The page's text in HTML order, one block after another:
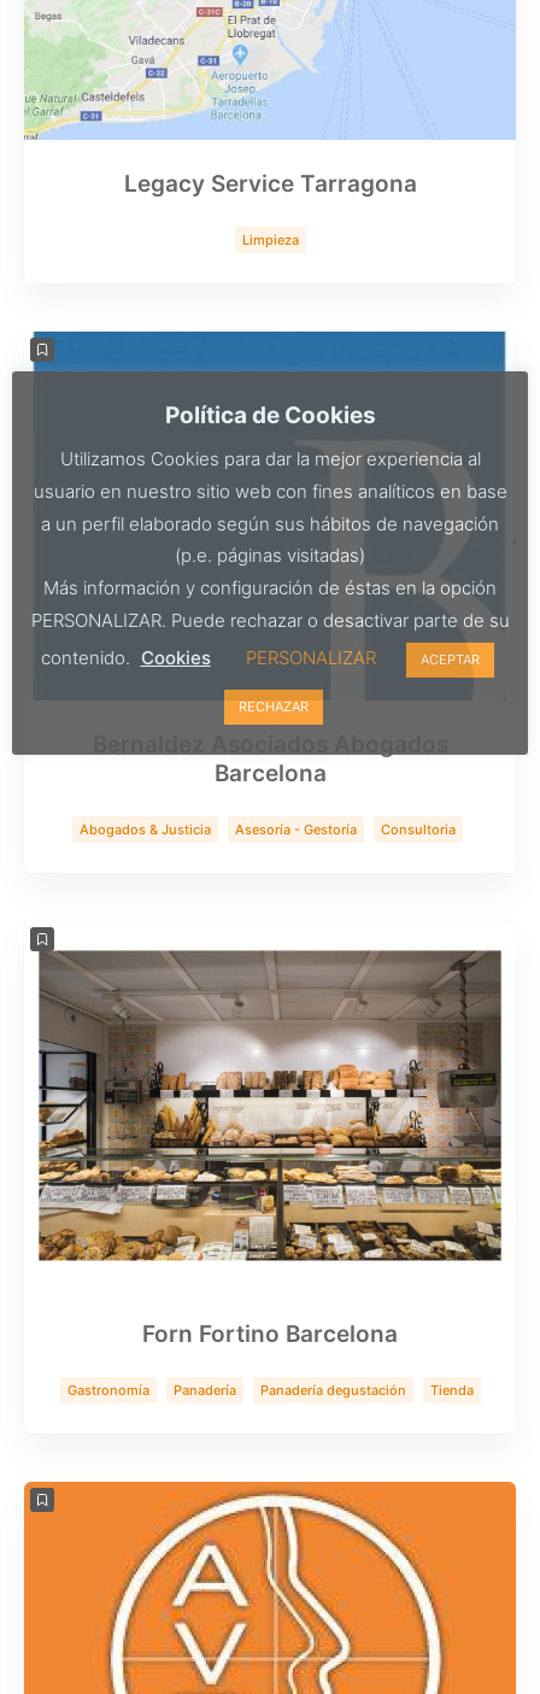
Legacy Service Tarragona
Limpieza
Barcelona
Abogados & Justicia Asesoría - Gestoría
Consultoria
Forn Fortino Barcelona
Gastronomía Panadería Panadería degustación Tienda
Política de Cookies
Utilizamos Cookies para dar la mejor experiencia al
usuario en nuestro sitio web con fines analíticos en base
a un perfil elaborado según sus hábitos de navegación
(p.e. páginas visitadas)
Más información y configuración de éstas en la opción
PERSONALIZAR. Puede rechazar o desactivar parte de su
contenido. Cookies PERSONALIZAR ACEPTAR
RECHAZAR